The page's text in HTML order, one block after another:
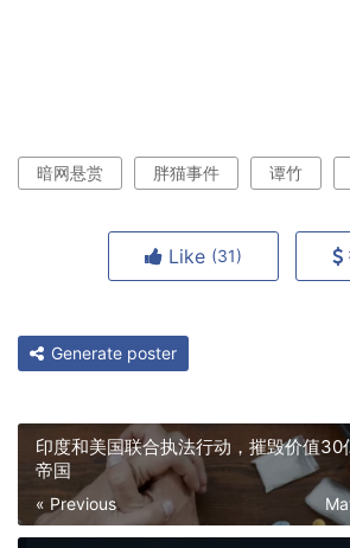
暗网悬赏 胖猫事件 谭竹
Like (31)
Generate poster
印度和美国联合执法行动，摧毁价值30
帝国
« Previous